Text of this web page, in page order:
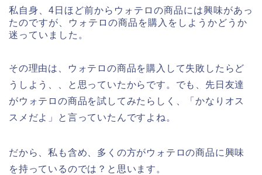
私自身、4日ほど前からウォテロの商品には興味があっ
たのですが、ウォテロの商品を購入をしようかどうか
迷っていました。
その理由は、ウォテロの商品を購入して失敗したらど
うしよう、、と思っていたからです。でも、先日友達
がウォテロの商品を試してみたらしく、「かなりオス
スメだよ」と言っていたんですよね。
だから、私も含め、多くの方がウォテロの商品に興味
を持っているのでは？と思います。